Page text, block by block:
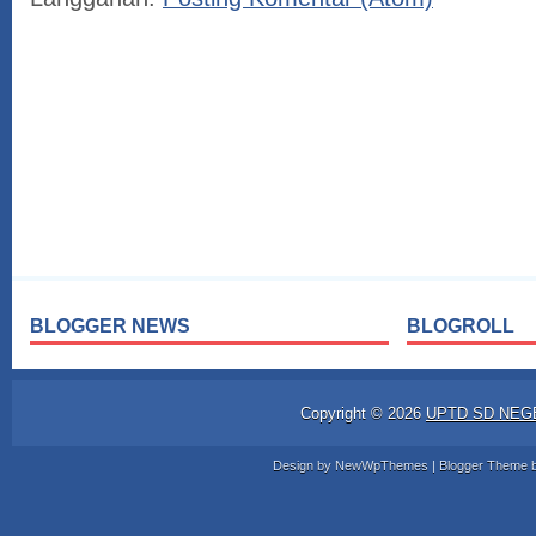
BLOGGER NEWS BLOGROLL
Copyright © 2026 UPTD SD
Design by NewWpThemes | Blogger Theme